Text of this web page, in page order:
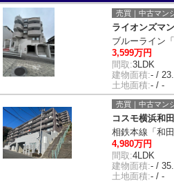
売買｜中古マン
ライオンズマ
ブルーライン
3,599万円
間取:3LDK
建物面積:- /
土地面積:- / -
売買｜中古マン
コスモ横浜和
相鉄本線「和
4,980万円
間取:4LDK
建物面積:- /
土地面積:- / -